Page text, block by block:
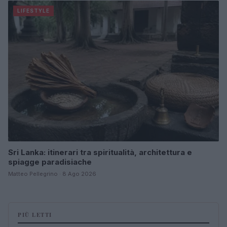
LIFESTYLE
Sri Lanka: itinerari tra spiritualità, architettura e
spiagge paradisiache
Matteo Pellegrino · 8 Ago 2026
PIÙ LETTI